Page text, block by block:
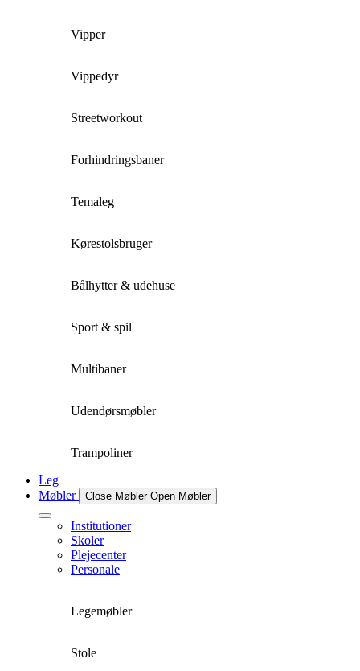
Vipper
Vippedyr
Streetworkout
Forhindringsbaner
Temaleg
Kørestolsbruger
Bålhytter & udehuse
Sport & spil
Multibaner
Udendørsmøbler
Trampoliner
Leg
Møbler
Close Møbler Open Møbler
Institutioner
Skoler
Plejecenter
Personale
Legemøbler
Stole